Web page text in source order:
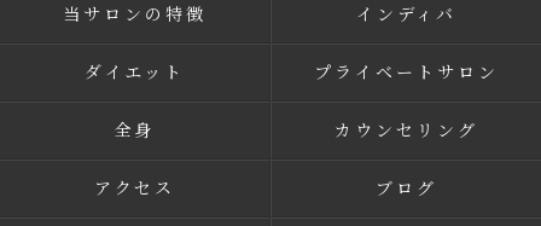
当サロンの特徴 インディバ
ダイエット プライベートサロン
全身 カウンセリング
アクセス ブログ